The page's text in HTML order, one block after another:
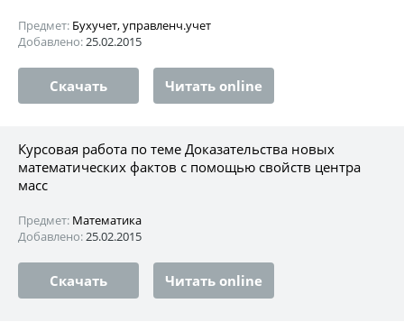
Предмет: Бухучет, управленч.учет
Добавлено:25.02.2015
Скачать Читать online
Курсовая работа по теме Доказательства новых
математических фактов с помощью свойств центра
масс
Предмет: Математика
Добавлено:25.02.2015
Скачать Читать online